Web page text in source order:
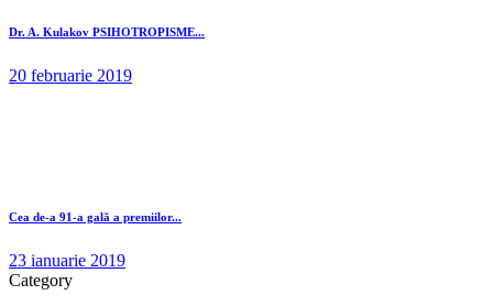
Dr. A. Kulakov PSIHOTROPISME...
20 februarie 2019
Cea de-a 91-a gală a premiilor...
23 ianuarie 2019
Category